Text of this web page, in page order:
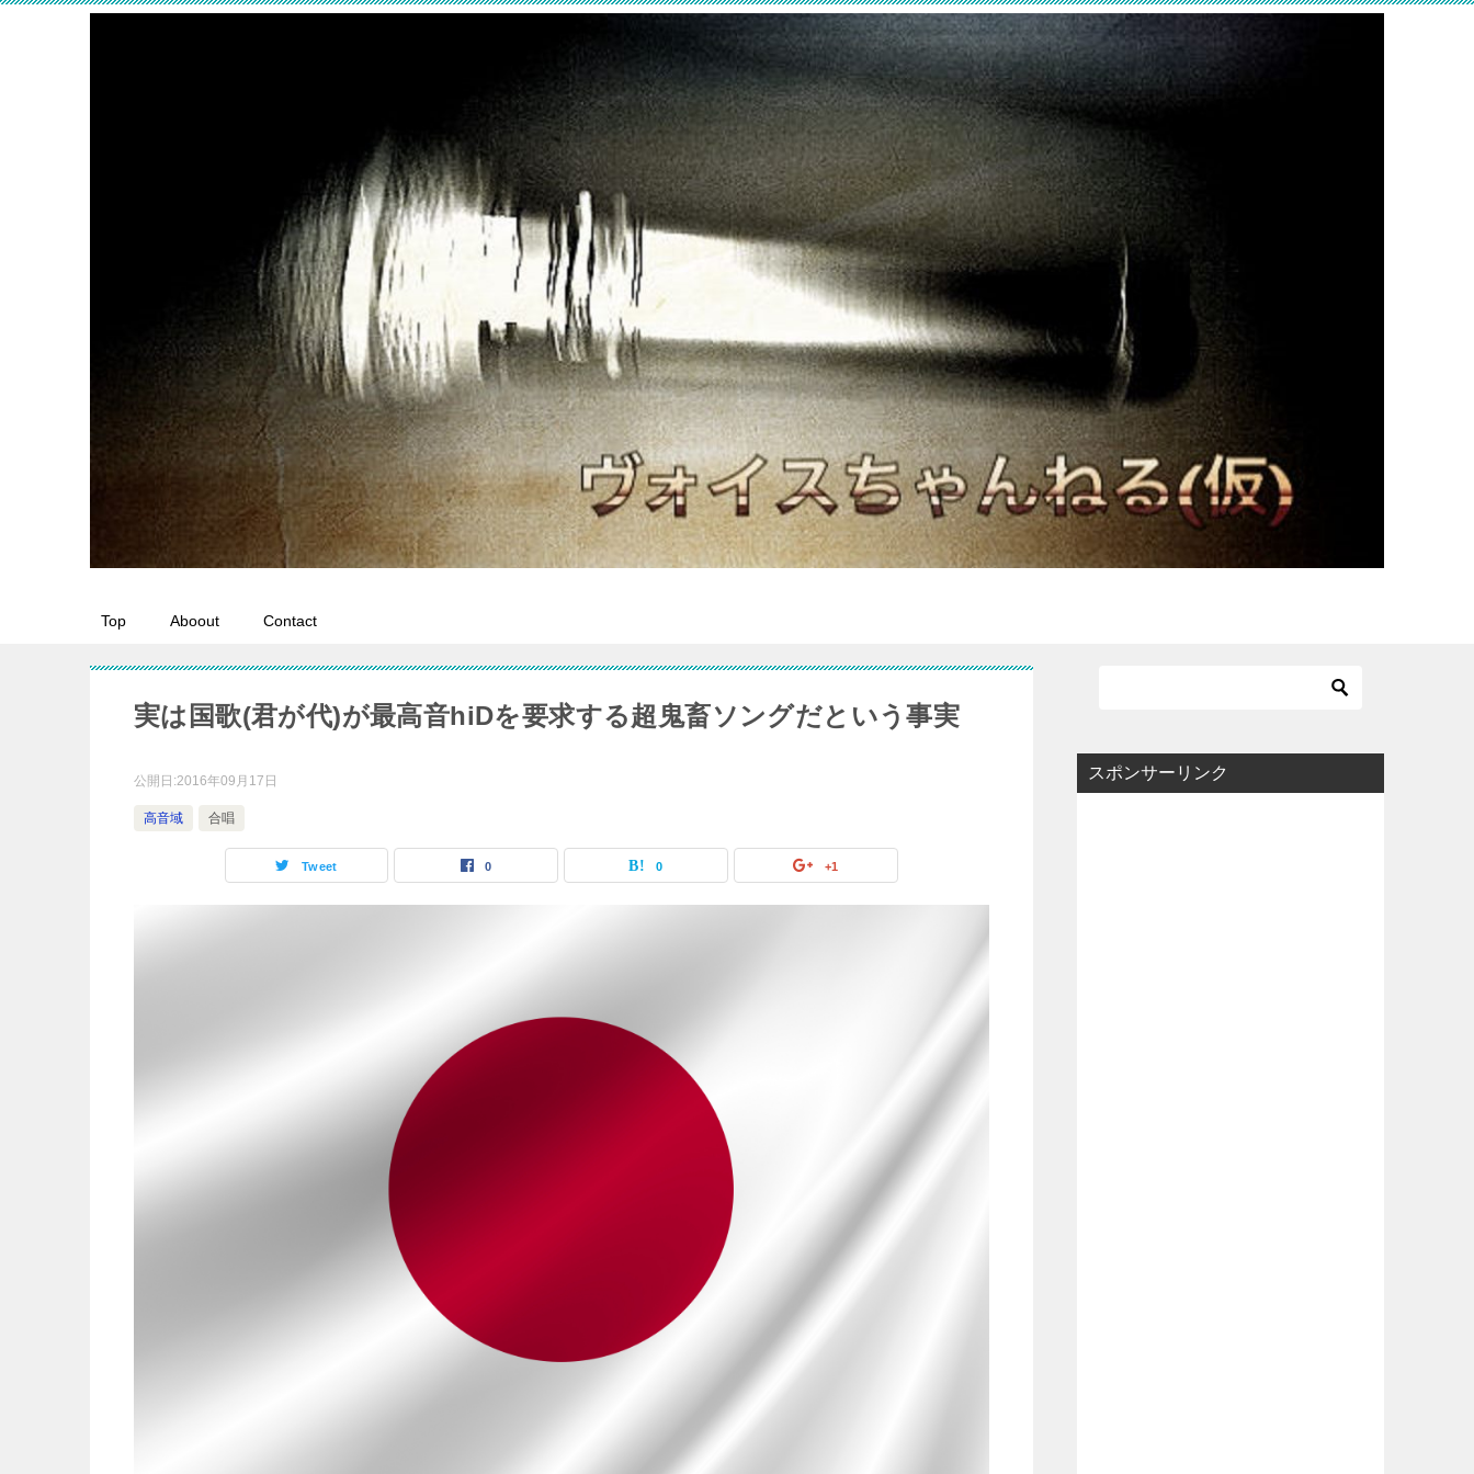
Top Aboout Contact
実は国歌(君が代)が最高音hiDを要求する超鬼畜ソングだという事実
公開日:2016年09月17日
高音域 合唱
Tweet 0 0 +1
スポンサーリンク